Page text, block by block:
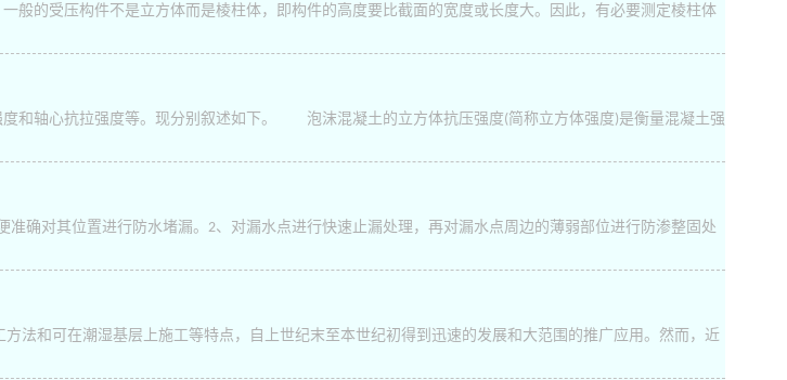
般的受压构件不是立方体而是棱柱体，即构件的高度要比截面的宽度或长度大。因此，有必要测定棱柱体
和轴心抗拉强度等。现分别叙述如下。 泡沫混凝土的立方体抗压强度(简称立方体强度)是衡量混凝土强
确对其位置进行防水堵漏。2、对漏水点进行快速止漏处理，再对漏水点周边的薄弱部位进行防渗整固处
法和可在潮湿基层上施工等特点，自上世纪末至本世纪初得到迅速的发展和大范围的推广应用。然而，近